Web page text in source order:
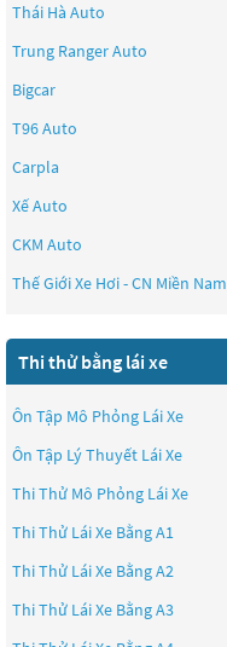
Thái Hà Auto
Trung Ranger Auto
Bigcar
T96 Auto
Carpla
Xế Auto
CKM Auto
Thế Giới Xe Hơi - CN Miền Nam
Thi thử bằng lái xe
Ôn Tập Mô Phỏng Lái Xe
Ôn Tập Lý Thuyết Lái Xe
Thi Thử Mô Phỏng Lái Xe
Thi Thử Lái Xe Bằng A1
Thi Thử Lái Xe Bằng A2
Thi Thử Lái Xe Bằng A3